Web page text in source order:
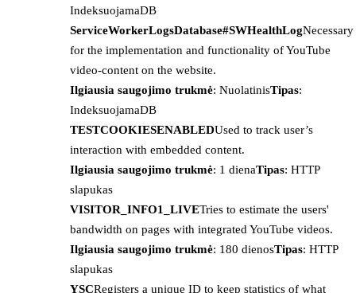
IndeksuojamaDB
ServiceWorkerLogsDatabase#SWHealthLogNecessary
for the implementation and functionality of YouTube
video-content on the website.
Ilgiausia saugojimo trukmė: NuolatinisTipas:
IndeksuojamaDB
TESTCOOKIESENABLEDUsed to track user’s
interaction with embedded content.
Ilgiausia saugojimo trukmė: 1 dienaTipas: HTTP
slapukas
VISITOR_INFO1_LIVETries to estimate the users'
bandwidth on pages with integrated YouTube videos.
Ilgiausia saugojimo trukmė: 180 dienosTipas: HTTP
slapukas
YSCRegisters a unique ID to keep statistics of what